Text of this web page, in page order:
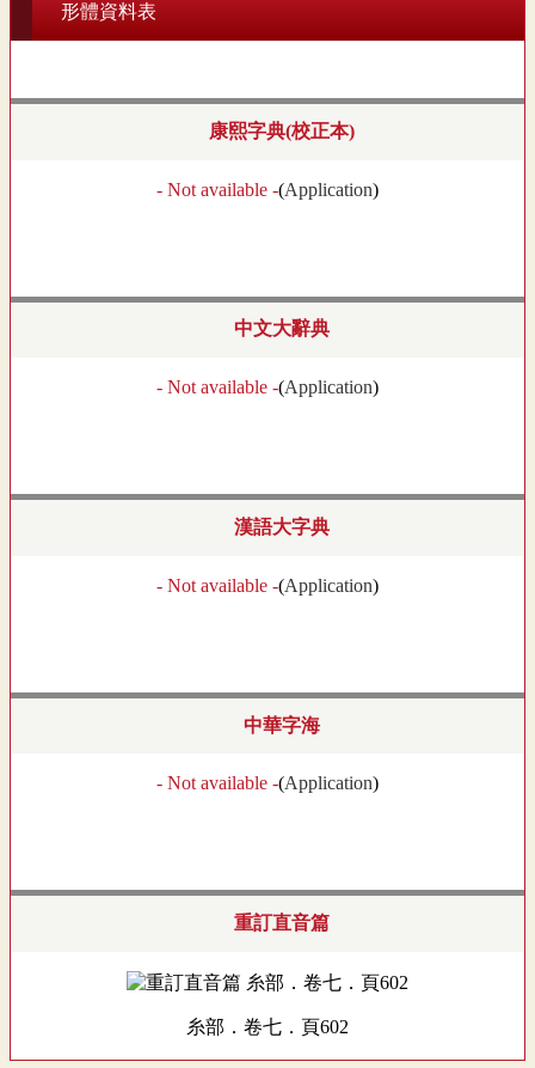
形體資料表
康熙字典(校正本)
- Not available -(Application)
中文大辭典
- Not available -(Application)
漢語大字典
- Not available -(Application)
中華字海
- Not available -(Application)
重訂直音篇
糸部．卷七．頁602